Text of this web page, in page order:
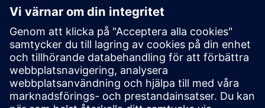
Skapar en enda sanningskälla för avfallsdata genom
att standardisera indata och centralisera all
information på en plattform. Detta förbättrar
transparensen, säkerställer enhetlighet mellan team
och möjliggör snabbare och säkrare beslutsfattande
baserat på tillförlitliga data.